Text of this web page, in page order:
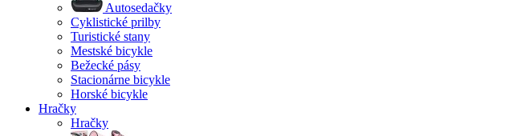
Autosedačky
Cyklistické prilby
Turistické stany
Mestské bicykle
Bežecké pásy
Stacionárne bicykle
Horské bicykle
Hračky
Hračky